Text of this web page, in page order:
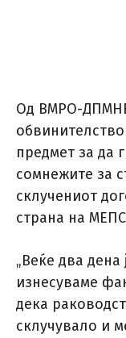
Од ВМРО-ДПМНЕ
предмет за да
сомнежите за
склучениот
страна на
„Веќе два
изнесуваме
дека
склучувало и